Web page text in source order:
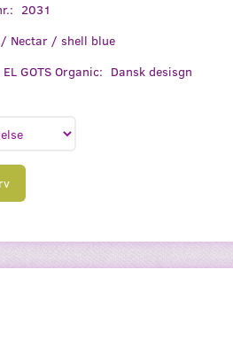
2031
/ Nectar / shell blue
GOTS Organic: Dansk desisgn